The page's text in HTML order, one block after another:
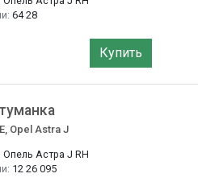
64 28
Купить
Opel Astra J
Опель Астра J RH
12 26 095